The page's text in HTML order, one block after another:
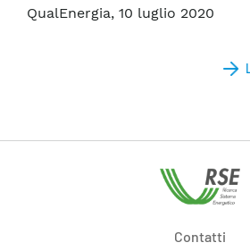
QualEnergia, 10 luglio 2020
Contatti